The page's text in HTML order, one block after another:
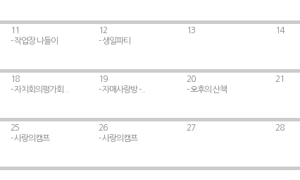
11
- 작업장 나들이
12
- 생일파티
13 14
18
- 자치회의평가회 ..
19
- 자매사랑방 -..
20
- 오후의 산책
21
25
- 사랑의캠프
26
- 사랑의캠프
27 28